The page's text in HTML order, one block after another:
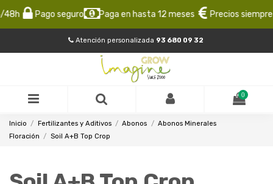
Pago seguro Paga en hasta 12 meses Precios siempre
Atención personalizada 93 680 09 32
0
Inicio Fertilizantes y Aditivos Abonos
Abonos Minerales
Floración
Soil A+B Top Crop